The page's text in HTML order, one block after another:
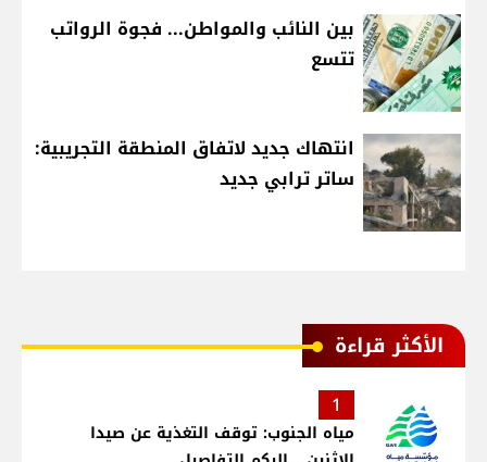
بين النائب والمواطن... فجوة الرواتب
تتسع
انتهاك جديد لاتفاق المنطقة التجريبية:
ساتر ترابي جديد
الأكثر قراءة
1
مياه الجنوب: توقف التغذية عن صيدا